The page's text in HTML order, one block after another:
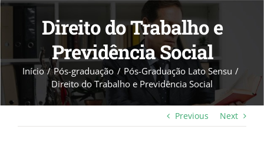
Direito do Trabalho e
Previdência Social
Início Pós-graduação
Pós-Graduação Lato Sensu
Direito do Trabalho e Previdência Social
Previous Next